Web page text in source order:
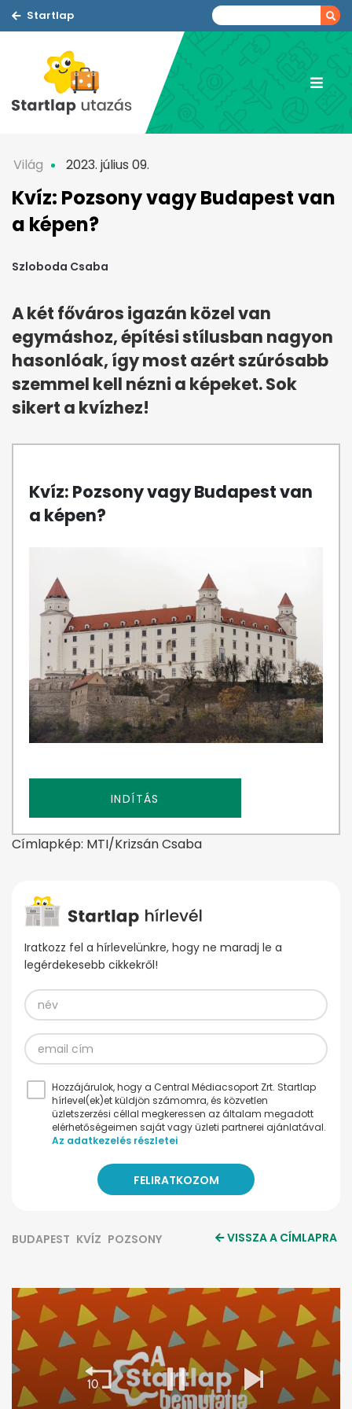
Startlap
Világ 2023. július 09.
Kvíz: Pozsony vagy Budapest van
a képen?
Szloboda Csaba
A két főváros igazán közel van
egymáshoz, építési stílusban nagyon
hasonlóak, így most azért szúrósabb
szemmel kell nézni a képeket. Sok
sikert a kvízhez!
Kvíz: Pozsony vagy Budapest van
a képen?
INDÍTÁS
Címlapkép: MTI/Krizsán Csaba
Iratkozz fel a hírlevelünkre, hogy ne maradj le a
legérdekesebb cikkekről!
Hozzájárulok, hogy a Central Médiacsoport Zrt. Startlap
hírlevel(ek)et küldjön számomra, és közvetlen
üzletszerzési céllal megkeressen az általam megadott
elérhetőségeimen saját vagy üzleti partnerei ajánlatával.
Az adatkezelés részletei
BUDAPEST KVÍZ POZSONY VISSZA A CÍMLAPRA